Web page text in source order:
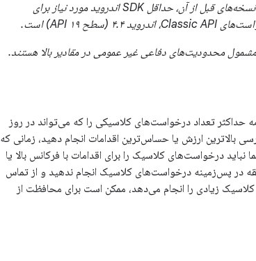
و نسخه‌های قبل از آن، حداقل SDK اندروید مورد نیاز برای
محدودیت‌های دفاعی غیر عمومی در مقادیر بالا هستند.
حداکثر تعداد درخواست‌های کلاسیکی را که می‌تواند در روز
بالاترین ارزش یا حساس‌ترین اقدامات انجام دهید، زمانی که
درخواست‌های کلاسیک را برای اقدامات با فرکانس بالا یا
در پس‌زمینه درخواست‌های کلاسیک انجام ندهید و از تماس
زیادی را انجام می‌دهد، ممکن است برای محافظت از